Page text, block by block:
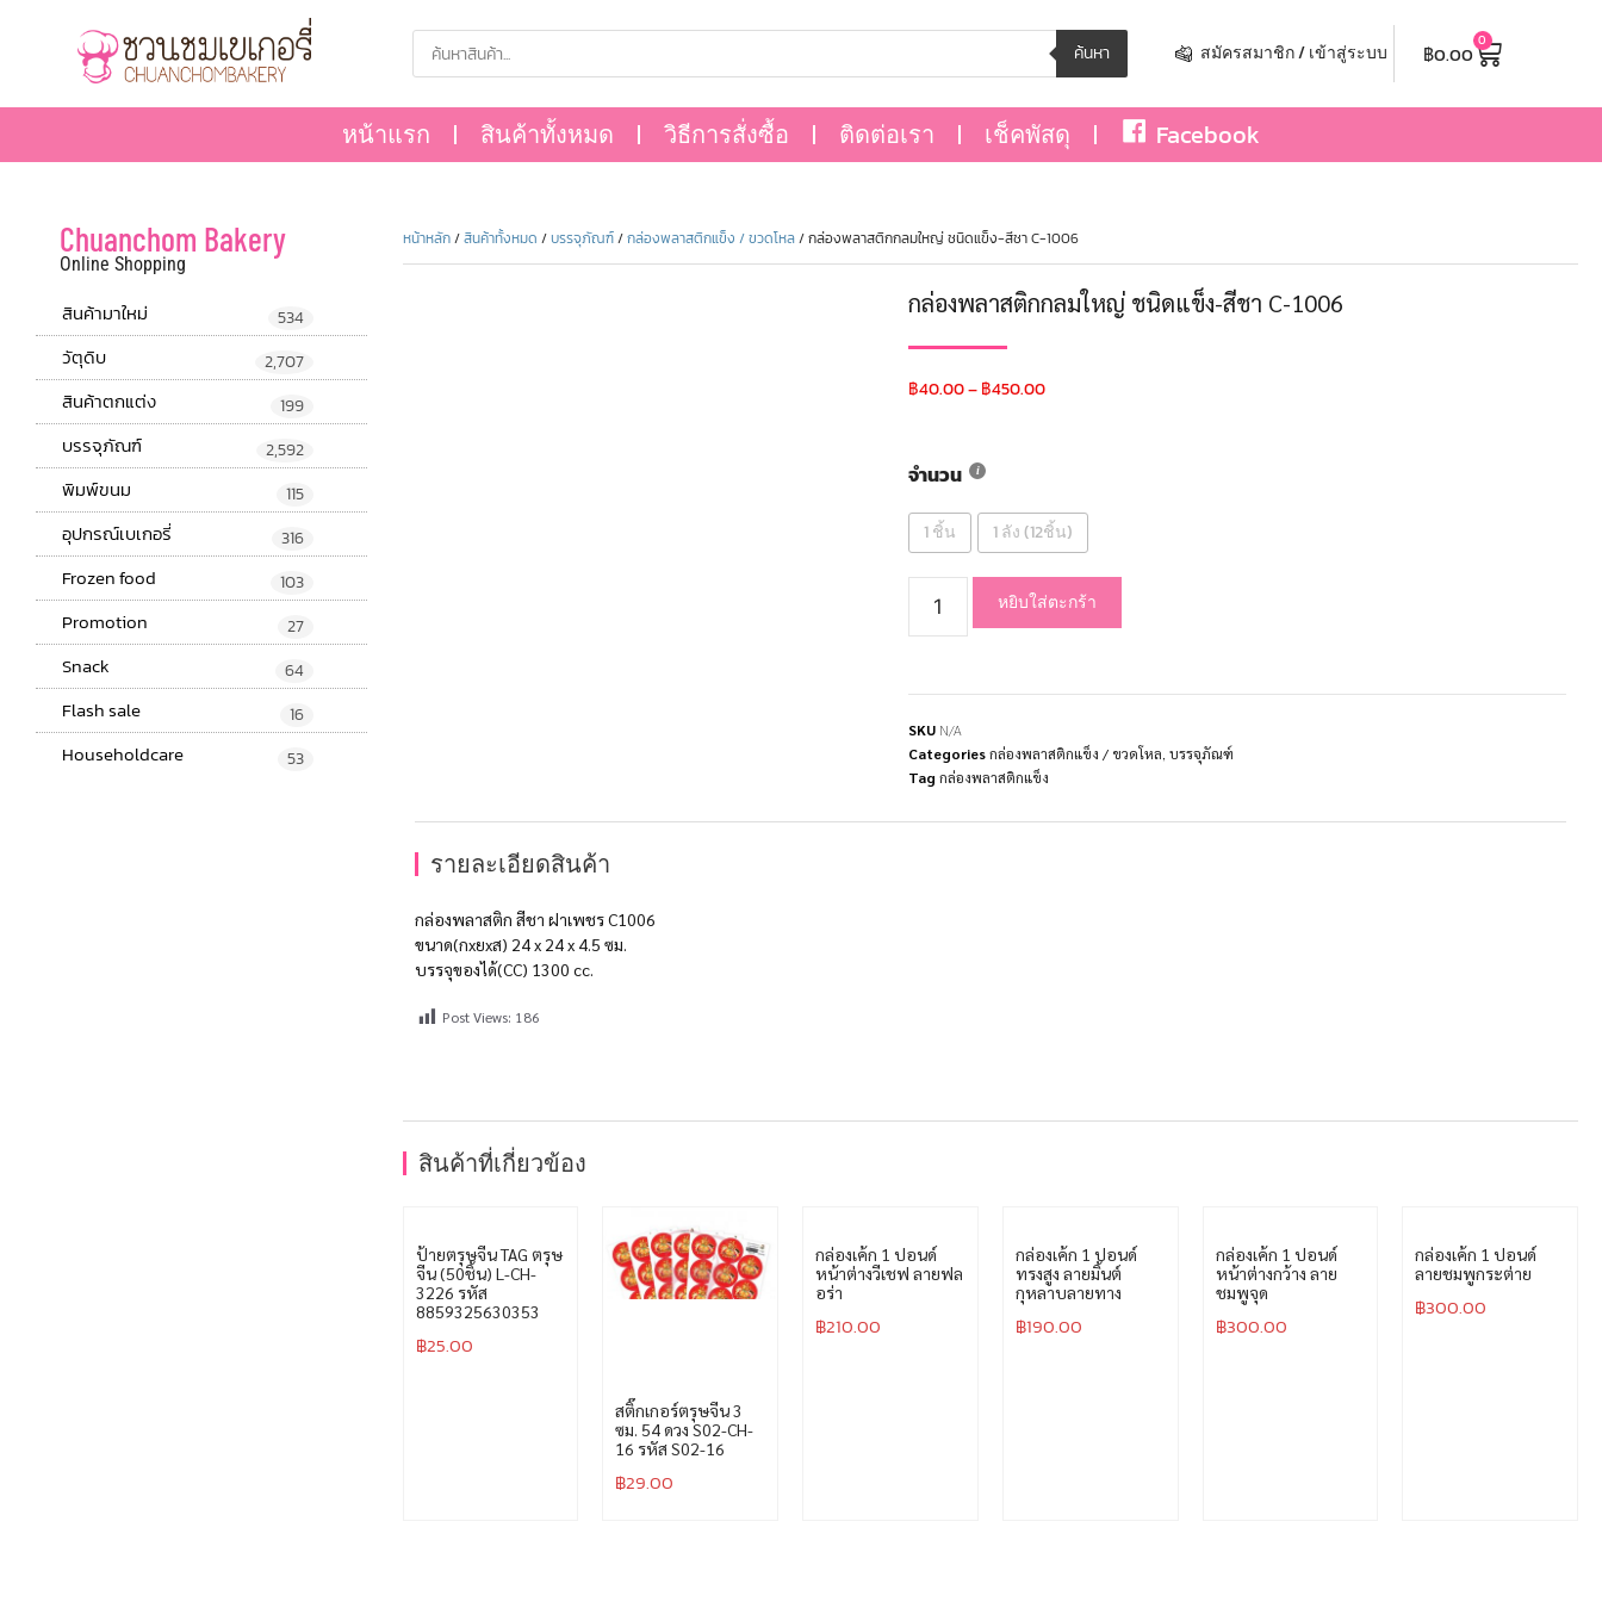
ค้นหา สมัครสมาชิก / เข้าสู่ระบบ ฿0.00 0
หน้าแรก สินค้าทั้งหมด วิธีการสั่งซื้อ ติดต่อเรา เช็คพัสดุ Facebook
Chuanchom Bakery
Online Shopping
สินค้ามาใหม่ 534
วัตุดิบ 2,707
สินค้าตกแต่ง 199
บรรจุภัณฑ์ 2,592
พิมพ์ขนม 115
อุปกรณ์เบเกอรี่ 316
Frozen food 103
Promotion 27
Snack 64
Flash sale 16
Householdcare 53
หน้าหลัก/สินค้าทั้งหมด /บรรจุภัณฑ์/กล่องพลาสติกแข็ง / ขวดโหล/ กล่องพลาสติกกลมใหญ่ ชนิดแข็ง-สีชา C-1006
กล่องพลาสติกกลมใหญ่ ชนิดแข็ง-สีชา C-1006
฿40.00–฿450.00
จำนวน
1 ชิ้น 1 ลัง (12ชิ้น)
หยิบใส่ตะกร้า
SKU N/A
Categoriesกล่องพลาสติกแข็ง / ขวดโหล บรรจุภัณฑ์
Tag กล่องพลาสติกแข็ง
รายละเอียดสินค้า
กล่องพลาสติก สีชา ฝาเพชร C1006
ขนาด(กxยxส) 24 x 24 x 4.5 ซม.
บรรจุของได้(CC) 1300 cc.
Post Views: 186
สินค้าที่เกี่ยวข้อง
ป้ายตรุษจีน TAG ตรุษ
จีน (50ชิ้น) L-CH-
3226 รหัส
8859325630353
฿25.00
สติ๊กเกอร์ตรุษจีน 3
ซม. 54 ดวง S02-CH-
16 รหัส S02-16
฿29.00
กล่องเค้ก 1 ปอนด์
หน้าต่างวีเชฟ ลายฟล
อร่า
฿210.00
กล่องเค้ก 1 ปอนด์
ทรงสูง ลายมิ้นต์
กุหลาบลายทาง
฿190.00
กล่องเค้ก 1 ปอนด์
หน้าต่างกว้าง ลาย
ชมพูจุด
฿300.00
กล่องเค้ก 1 ปอนด์
ลายชมพูกระต่าย
฿300.00